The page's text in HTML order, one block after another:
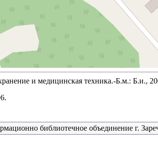
и медицинская техника.-Б.м.: Б.и.,
библиотечное объединение г.